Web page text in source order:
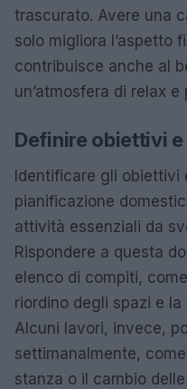
trascurato. Avere una
solo migliora l’aspetto
contribuisce anche al
un’atmosfera di relax
Definire obiettivi
Identificare gli obiettivi
pianificazione
attività essenziali da
Rispondere a questa
elenco di compiti,
riordino degli spazi e
Alcuni lavori, invece,
settimanalmente,
stanza o il cambio